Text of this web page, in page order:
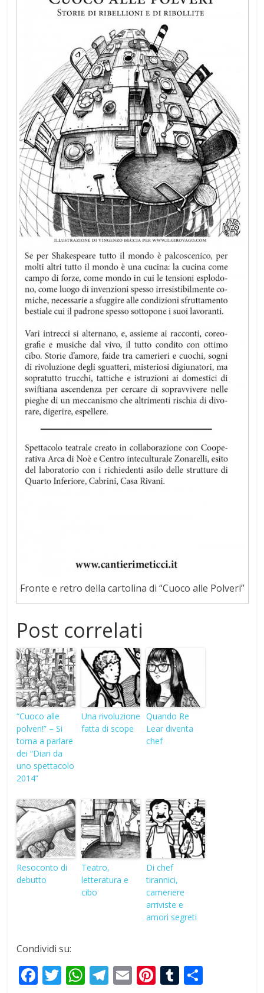
Fronte e retro della cartolina di “Cuoco alle Polveri”
Post correlati
“Cuoco alle
polveri!” – Si
torna a parlare
dei “Diari da
uno spettacolo
2014”
Una rivoluzione
fatta di scope
Quando Re
Lear diventa
chef
Resoconto di
debutto
Teatro,
letteratura e
cibo
Di chef
tirannici,
cameriere
arriviste e
amori segreti
Condividi su:
F T W T E Pi T